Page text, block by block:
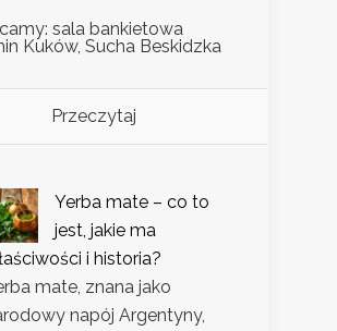
sala bankietowa
Kuków, Sucha Beskidzka
Przeczytaj
Yerba mate – co to
jest, jakie ma
i historia?
mate, znana jako
napój Argentyny,